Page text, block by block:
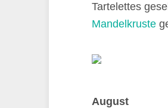
Tartelettes
Mandelkruste
August